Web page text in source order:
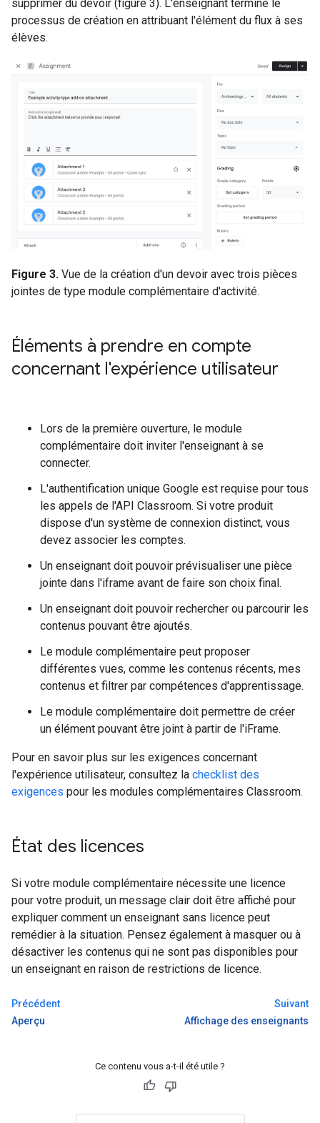
supprimer du devoir (figure 3). L'enseignant termine le
processus de création en attribuant l'élément du flux à ses
élèves.
Figure 3. Vue de la création d'un devoir avec trois pièces
jointes de type module complémentaire d'activité.
Éléments à prendre en compte
concernant l'expérience utilisateur
Lors de la première ouverture, le module
complémentaire doit inviter l'enseignant à se
connecter.
L'authentification unique Google est requise pour tous
les appels de l'API Classroom. Si votre produit
dispose d'un système de connexion distinct, vous
devez associer les comptes.
Un enseignant doit pouvoir prévisualiser une pièce
jointe dans l'iframe avant de faire son choix final.
Un enseignant doit pouvoir rechercher ou parcourir les
contenus pouvant être ajoutés.
Le module complémentaire peut proposer
différentes vues, comme les contenus récents, mes
contenus et filtrer par compétences d'apprentissage.
Le module complémentaire doit permettre de créer
un élément pouvant être joint à partir de l'iFrame.
Pour en savoir plus sur les exigences concernant
l'expérience utilisateur, consultez la checklist des
exigences pour les modules complémentaires Classroom.
État des licences
Si votre module complémentaire nécessite une licence
pour votre produit, un message clair doit être affiché pour
expliquer comment un enseignant sans licence peut
remédier à la situation. Pensez également à masquer ou à
désactiver les contenus qui ne sont pas disponibles pour
un enseignant en raison de restrictions de licence.
Précédent
Aperçu
Suivant
Affichage des enseignants
Ce contenu vous a-t-il été utile ?